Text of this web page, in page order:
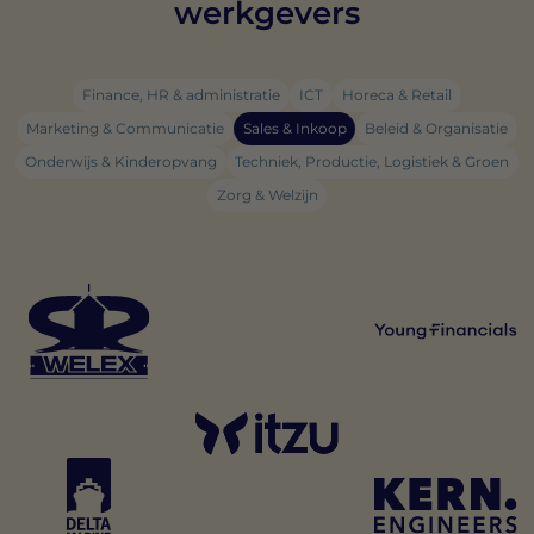
werkgevers
Finance, HR & administratie ICT
Horeca & Retail
Marketing & Communicatie
Sales & Inkoop
Beleid & Organisatie
Onderwijs & Kinderopvang
Techniek, Productie, Logistiek & Groen
Zorg & Welzijn